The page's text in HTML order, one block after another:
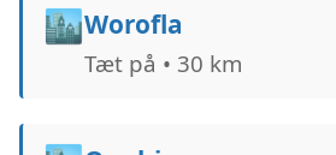
🏙️Worofla
Tæt på • 30 km